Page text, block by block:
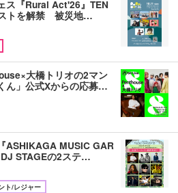
ス『Rural Act'26』TEN
トを解禁 被災地…
大橋トリオの2マン
ん」公式Xからの応募…
ASHIKAGA MUSIC GAR
STAGEの2ステ…
ト/レジャー